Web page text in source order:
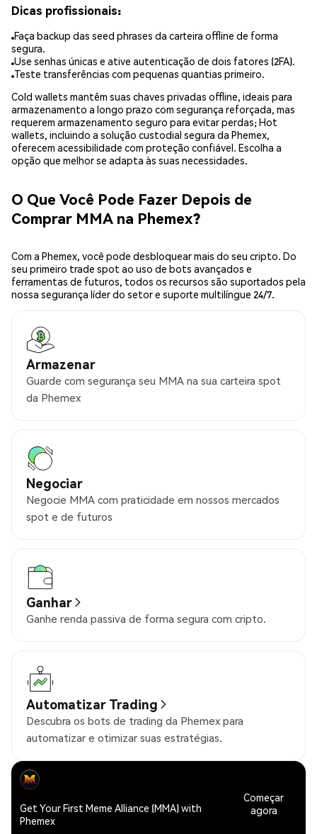
Dicas profissionais:
Faça backup das seed phrases da carteira offline de forma
segura.
Use senhas únicas e ative autenticação de dois fatores (2FA).
Teste transferências com pequenas quantias primeiro.
Cold wallets mantêm suas chaves privadas offline, ideais para
armazenamento a longo prazo com segurança reforçada, mas
requerem armazenamento seguro para evitar perdas; Hot
wallets, incluindo a solução custodial segura da Phemex,
oferecem acessibilidade com proteção confiável. Escolha a
opção que melhor se adapta às suas necessidades.
O Que Você Pode Fazer Depois de
Comprar MMA na Phemex?
Com a Phemex, você pode desbloquear mais do seu cripto. Do
seu primeiro trade spot ao uso de bots avançados e
ferramentas de futuros, todos os recursos são suportados pela
nossa segurança líder do setor e suporte multilíngue 24/7.
Armazenar
Guarde com segurança seu MMA na sua carteira spot
da Phemex
Negociar
Negocie MMA com praticidade em nossos mercados
spot e de futuros
Ganhar
Ganhe renda passiva de forma segura com cripto.
Automatizar Trading
Descubra os bots de trading da Phemex para
automatizar e otimizar suas estratégias.
Get Your First Meme Alliance (MMA) with
Phemex
Começar
agora